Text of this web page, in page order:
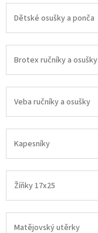
Dětské osušky a ponča
Brotex ručníky a osušky
Veba ručníky a osušky
Kapesníky
Žíňky 17x25
Matějovský utěrky